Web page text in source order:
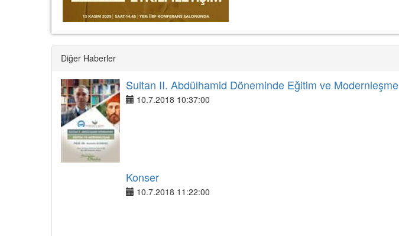
Diğer Haberler
Sultan II. Abdülhamid Döneminde Eğitim ve Modernleşme
10.7.2018 10:37:00
Konser
10.7.2018 11:22:00